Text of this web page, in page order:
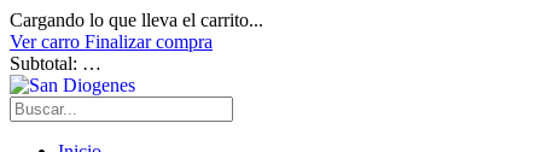
Cargando lo que lleva el carrito...
Ver carro Finalizar compra
Subtotal: …